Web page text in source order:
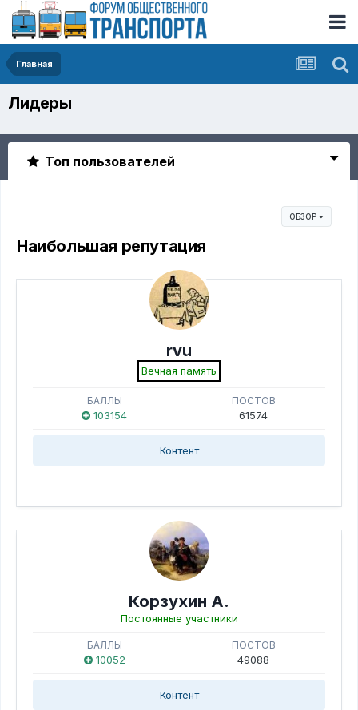
Главная
Лидеры
Топ пользователей
ОБЗОР
Наибольшая репутация
rvu
Вечная память
БАЛЛЫ
103154
ПОСТОВ
61574
Контент
Корзухин А.
Постоянные участники
БАЛЛЫ
10052
ПОСТОВ
49088
Контент